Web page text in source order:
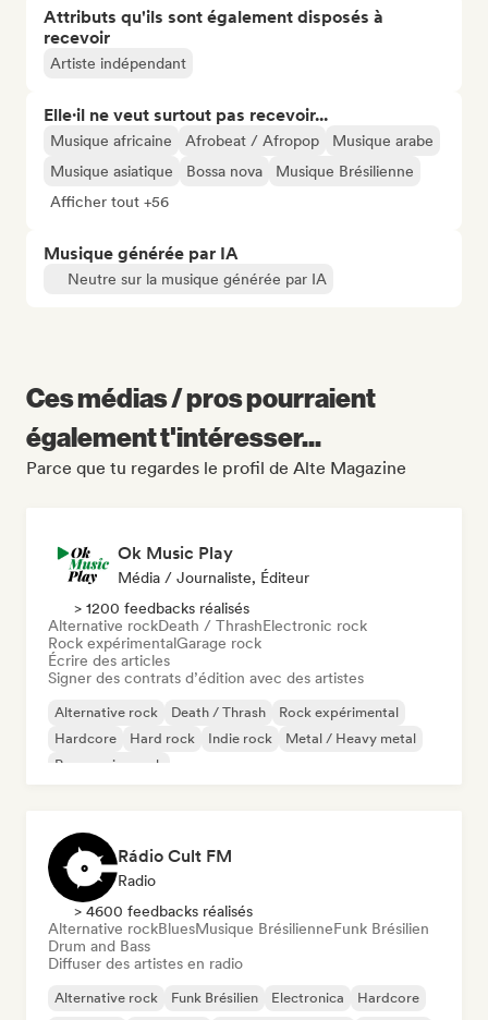
Attributs qu'ils sont également disposés à
recevoir
Artiste indépendant
Elle·il ne veut surtout pas recevoir...
Musique africaine Afrobeat / Afropop
Musique arabe
Musique asiatique
Bossa nova
Musique Brésilienne
Afficher tout +56
Musique générée par IA
Neutre sur la musique générée par IA
Ces médias / pros pourraient
également t'intéresser...
Parce que tu regardes le profil de Alte Magazine
Ok Music Play
Média / Journaliste, Éditeur
> 1200 feedbacks réalisés
Alternative rockDeath / ThrashElectronic rock
Rock expérimentalGarage rock
Écrire des articles
Signer des contrats d’édition avec des artistes
Alternative rock Death / Thrash
Rock expérimental
Hardcore
Hard rock Indie rock
Metal / Heavy metal
Progressive rock
Rádio Cult FM
Radio
> 4600 feedbacks réalisés
Alternative rockBluesMusique BrésilienneFunk Brésilien
Drum and Bass
Diffuser des artistes en radio
Alternative rock Funk Brésilien Electronica
Hardcore